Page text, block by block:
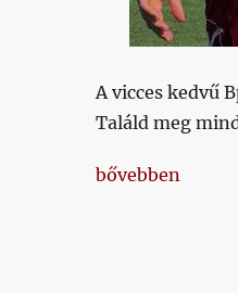
A vicces kedvű
Találd meg
„Addig biztos,
bővebben